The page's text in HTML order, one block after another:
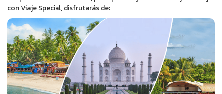
con Viaje Special, disfrutarás de: